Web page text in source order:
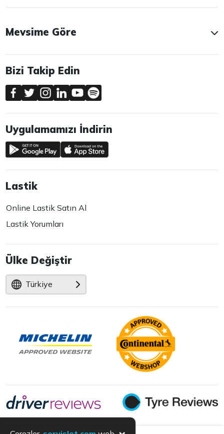
Mevsime Göre
Bizi Takip Edin
Uygulamamızı İndirin
Lastik
Online Lastik Satın Al
Lastik Yorumları
Ülke Değiştir
Türkiye